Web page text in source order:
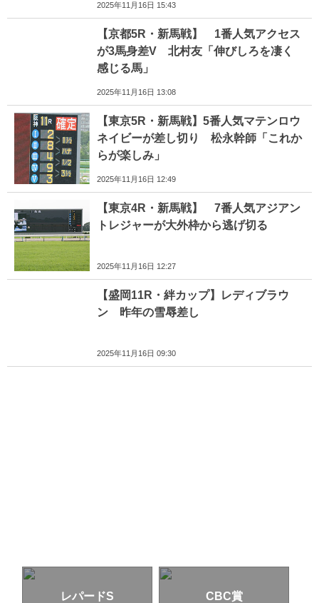
2025年11月16日 15:43
【京都5R・新馬戦】 1番人気アクセス
が3馬身差V 北村友「伸びしろを凄く
感じる馬」
2025年11月16日 13:08
【東京5R・新馬戦】5番人気マテンロウ
ネイビーが差し切り 松永幹師「これか
らが楽しみ」
2025年11月16日 12:49
【東京4R・新馬戦】 7番人気アジアン
トレジャーが大外枠から逃げ切る
2025年11月16日 12:27
【盛岡11R・絆カップ】レディブラウ
ン 昨年の雪辱差し
2025年11月16日 09:30
レパードS CBC賞